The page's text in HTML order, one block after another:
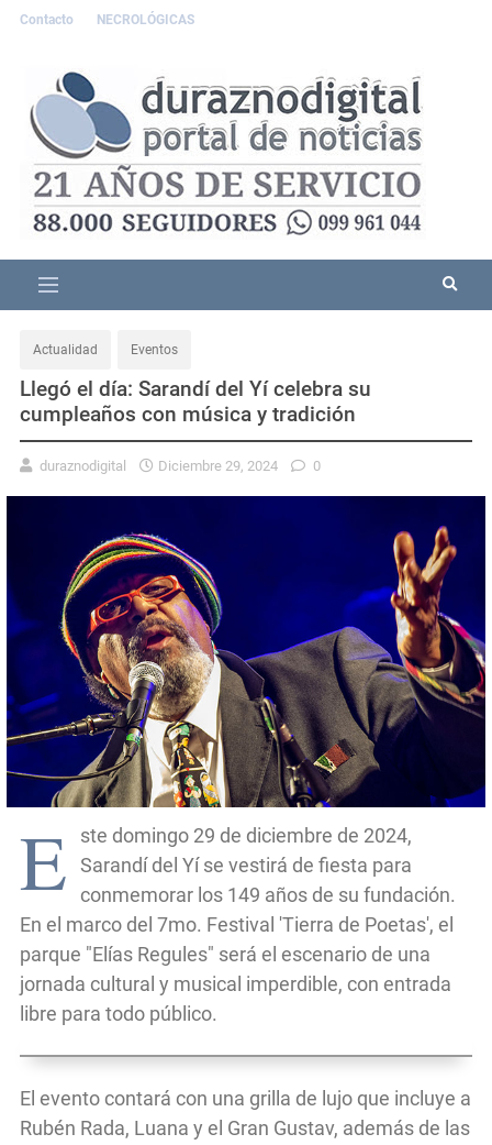
Contacto NECROLÓGICAS
Actualidad Eventos
Llegó el día: Sarandí del Yí celebra su
cumpleaños con música y tradición
duraznodigital Diciembre 29, 2024 0
E
ste domingo 29 de diciembre de 2024,
Sarandí del Yí se vestirá de fiesta para
conmemorar los 149 años de su fundación.
En el marco del 7mo. Festival 'Tierra de Poetas', el
parque "Elías Regules" será el escenario de una
jornada cultural y musical imperdible, con entrada
libre para todo público.
El evento contará con una grilla de lujo que incluye a
Rubén Rada, Luana y el Gran Gustav, además de las